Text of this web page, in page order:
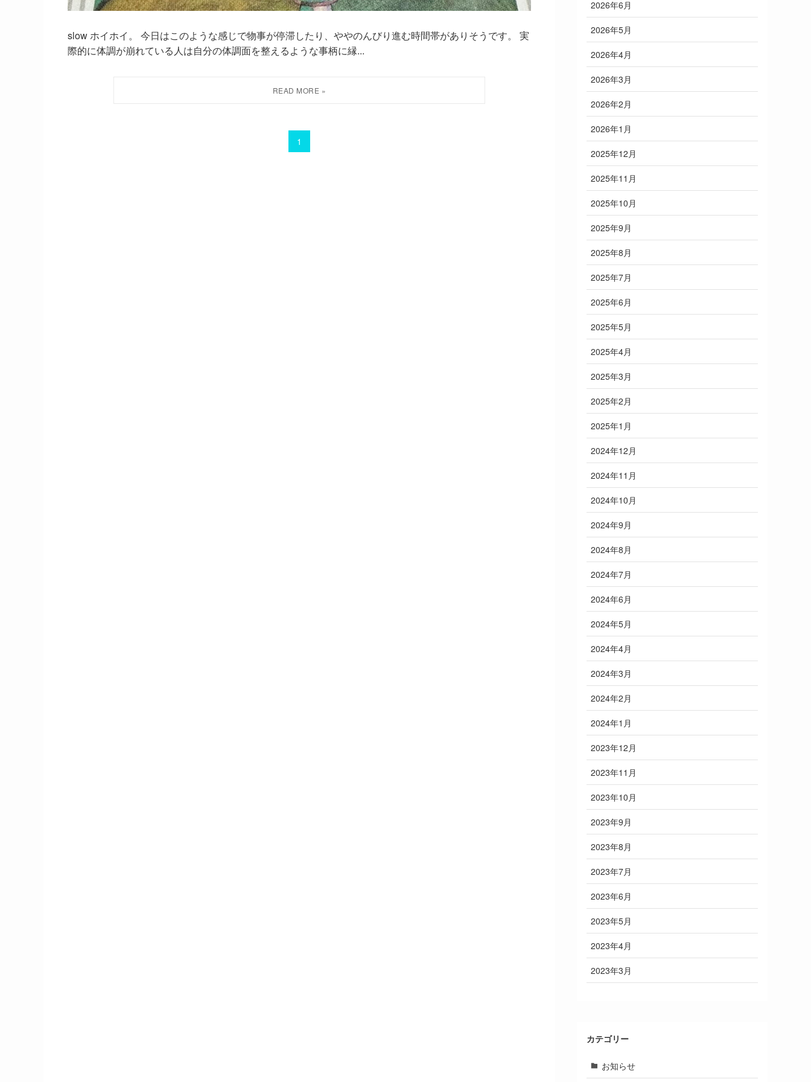
slow ホイホイ。 今日はこのような感じで物事が停滞したり、ややのんびり進む時間帯がありそうです。 実
際的に体調が崩れている人は自分の体調面を整えるような事柄に縁...
1
2026年6月
2026年5月
2026年4月
2026年3月
2026年2月
2026年1月
2025年12月
2025年11月
2025年10月
2025年9月
2025年8月
2025年7月
2025年6月
2025年5月
2025年4月
2025年3月
2025年2月
2025年1月
2024年12月
2024年11月
2024年10月
2024年9月
2024年8月
2024年7月
2024年6月
2024年5月
2024年4月
2024年3月
2024年2月
2024年1月
2023年12月
2023年11月
2023年10月
2023年9月
2023年8月
2023年7月
2023年6月
2023年5月
2023年4月
2023年3月
カテゴリー
お知らせ